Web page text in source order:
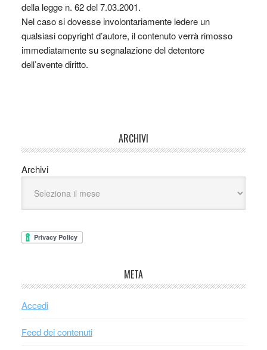
della legge n. 62 del 7.03.2001.
Nel caso si dovesse involontariamente ledere un
qualsiasi copyright d’autore, il contenuto verrà rimosso
immediatamente su segnalazione del detentore
dell’avente diritto.
ARCHIVI
Archivi
META
Accedi
Feed dei contenuti